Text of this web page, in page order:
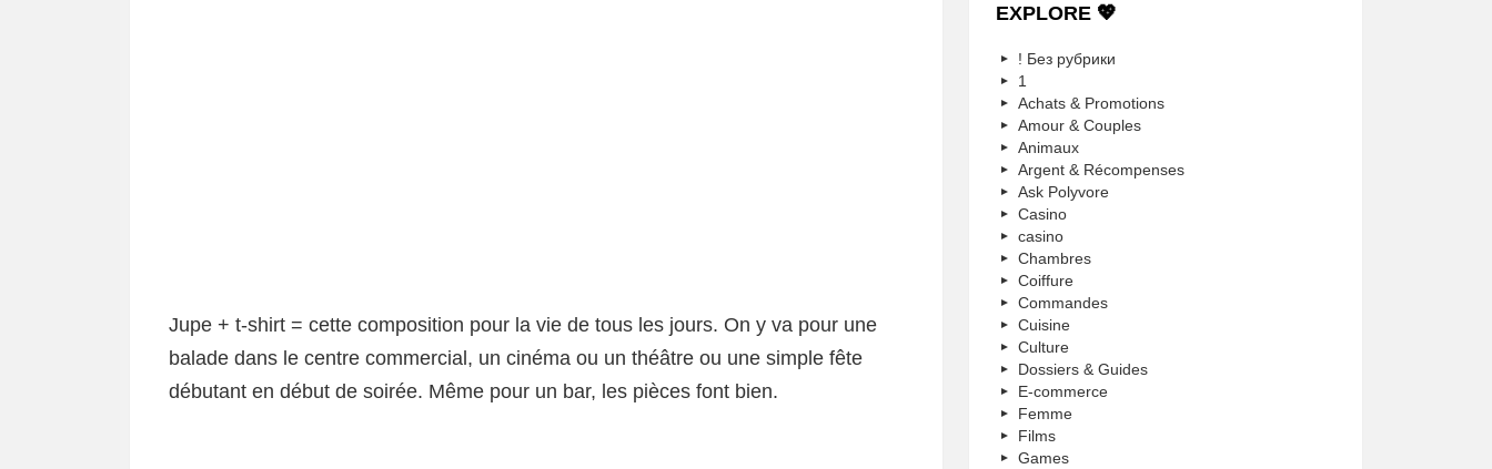
Jupe + t-shirt = cette composition pour la vie de tous les jours. On y va pour une
balade dans le centre commercial, un cinéma ou un théâtre ou une simple fête
débutant en début de soirée. Même pour un bar, les pièces font bien.
EXPLORE 💖
! Без рубрики
1
Achats & Promotions
Amour & Couples
Animaux
Argent & Récompenses
Ask Polyvore
Casino
casino
Chambres
Coiffure
Commandes
Cuisine
Culture
Dossiers & Guides
E-commerce
Femme
Films
Games